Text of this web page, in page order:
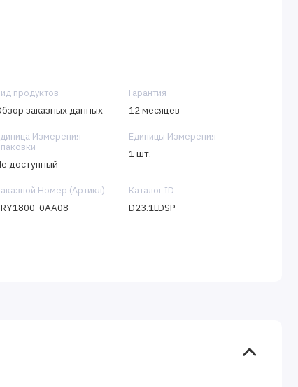
продуктов
заказных данных
Гарантия
12 месяцев
Измерения
доступный
Единицы Измерения
1 шт.
Номер (Артикл)
0AA08
Каталог ID
D23.1LDSP